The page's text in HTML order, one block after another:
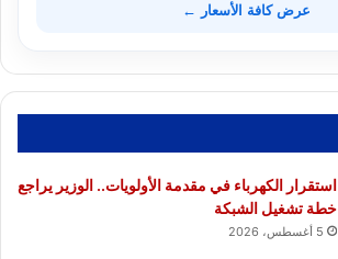
عرض كافة الأسعار ←
استقرار الكهرباء في مقدمة الأولويات.. الوزير يراجع
خطة تشغيل الشبكة
5 أغسطس، 2026